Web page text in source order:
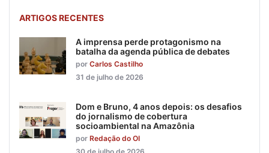
ARTIGOS RECENTES
A imprensa perde protagonismo na
batalha da agenda pública de debates
por Carlos Castilho
31 de julho de 2026
Dom e Bruno, 4 anos depois: os desafios
do jornalismo de cobertura
socioambiental na Amazônia
por Redação do OI